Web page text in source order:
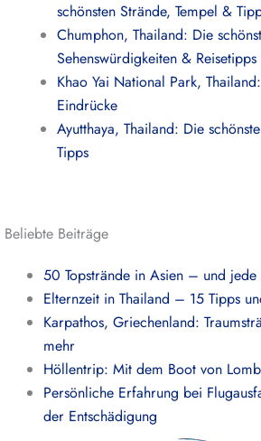
schönsten Strände, Tempel &
Chumphon, Thailand: Die
Sehenswürdigkeiten & Reisetipps
Khao Yai National Park,
Eindrücke
Ayutthaya, Thailand: Die
Tipps
Beliebte Beiträge
50 Topstrände in Asien – und
Elternzeit in Thailand – 15 Tipps
Karpathos, Griechenland:
mehr
Höllentrip: Mit dem Boot von
Persönliche Erfahrung bei
der Entschädigung